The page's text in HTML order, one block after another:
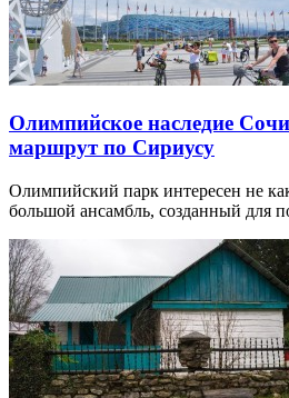
Олимпийское наследие
маршрут по Сириусу
Олимпийский парк интересен не
большой ансамбль, созданный для